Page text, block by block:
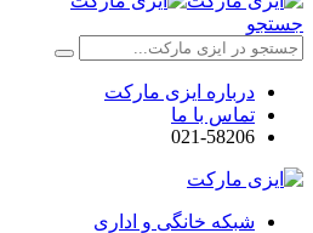
جستجو
درباره ایزی مارکت
تماس با ما
021-58206
شبکه خانگی و اداری